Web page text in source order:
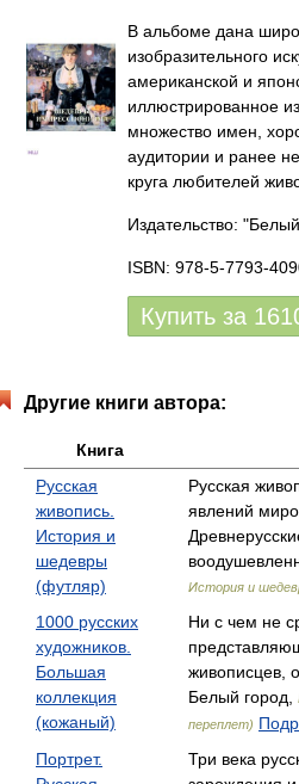
В альбоме дана
изобразительного
американской и
иллюстрированное
множество имен,
аудитории и ранее
круга любителей
Издательство:
ISBN: 978-5-7793-
Купить за
Другие книги автора:
Книга
Русская
живопись.
История и
шедевры
(футляр)
Русская
явлений
История и
1000 русских
художников.
Большая
коллекция
(кожаный)
Ни с чем не
живописцев,
Белый город,
переплет)
Портрет.
Три века